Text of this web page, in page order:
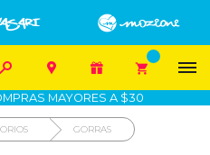

   
MIS PEDIDOS
DEVOLUCIÓN SIN COSTO
MAYORES A $30
GORRAS